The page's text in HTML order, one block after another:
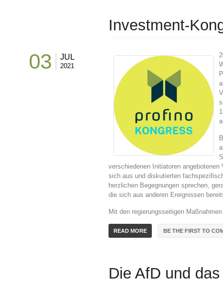
Investment-
03 JUL
2021
verschiedenen Initiatoren
sich aus und diskutierten
herzlichen Begegnungen sprechen,
die sich aus anderen Ereignissen
Mit den regierungsseitigen
READ MORE BE THE FIRST TO
Die AfD und